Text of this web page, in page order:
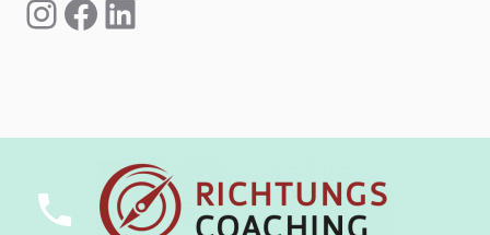
Instagram
Facebook
LinkedIn